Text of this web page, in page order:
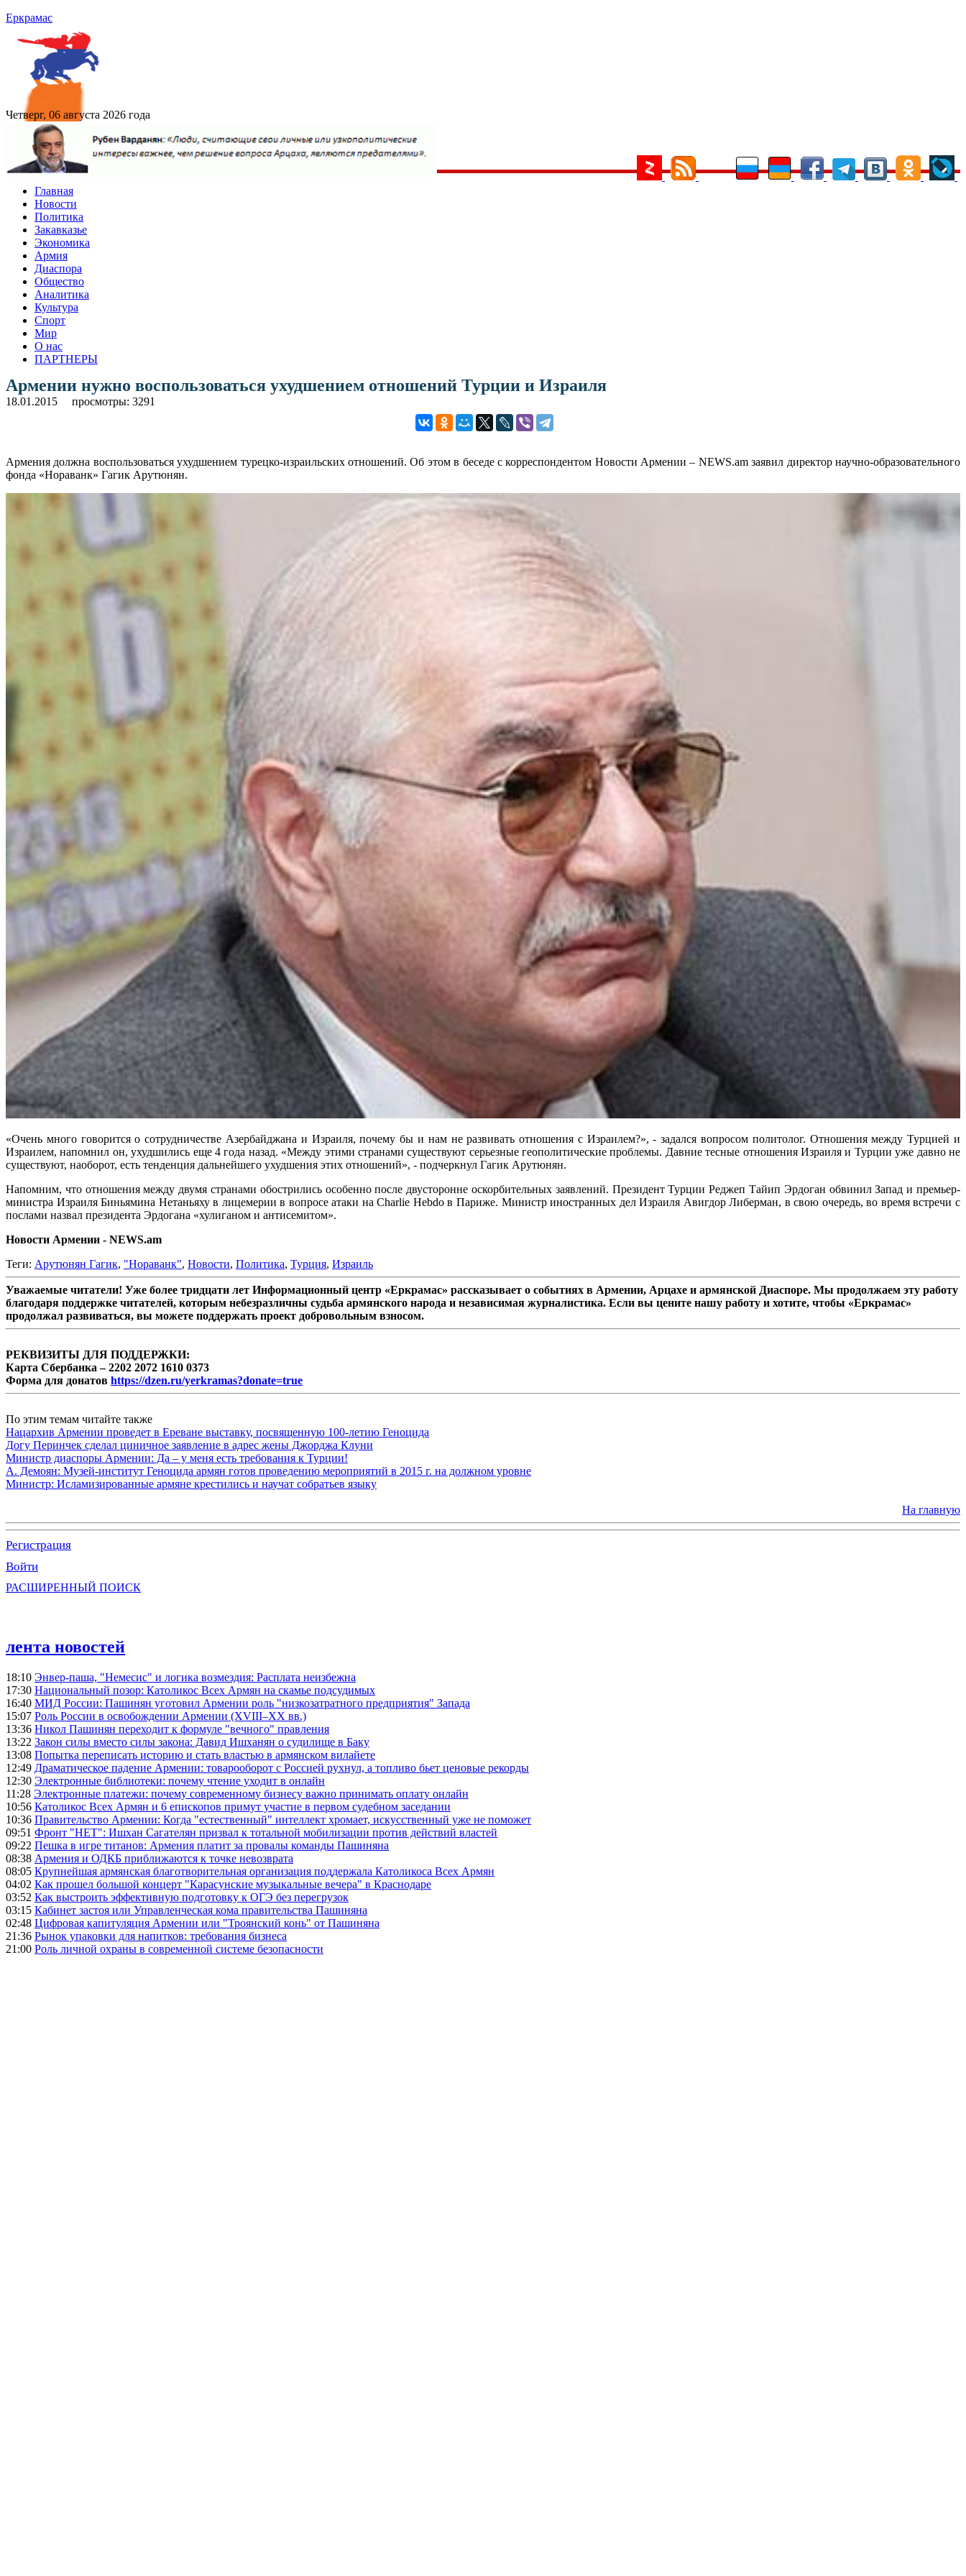
Еркрамас
Четверг, 06 августа 2026 года
Главная
Новости
Политика
Закавказье
Экономика
Армия
Диаспора
Общество
Аналитика
Культура
Спорт
Мир
О нас
ПАРТНЕРЫ
Армении нужно воспользоваться ухудшением отношений Турции и Израиля
18.01.2015 просмотры: 3291
Армения должна воспользоваться ухудшением турецко-израильских отношений. Об этом в беседе с корреспондентом Новости Армении – NEWS.am заявил директор научно-образовательного
фонда «Нораванк» Гагик Арутюнян.
«Очень много говорится о сотрудничестве Азербайджана и Израиля, почему бы и нам не развивать отношения с Израилем?», - задался вопросом политолог. Отношения между Турцией и
Израилем, напомнил он, ухудшились еще 4 года назад. «Между этими странами существуют серьезные геополитические проблемы. Давние тесные отношения Израиля и Турции уже давно не
существуют, наоборот, есть тенденция дальнейшего ухудшения этих отношений», - подчеркнул Гагик Арутюнян.
Напомним, что отношения между двумя странами обострились особенно после двусторонне оскорбительных заявлений. Президент Турции Реджеп Тайип Эрдоган обвинил Запад и премьер-
министра Израиля Биньямина Нетаньяху в лицемерии в вопросе атаки на Charlie Hebdo в Париже. Министр иностранных дел Израиля Авигдор Либерман, в свою очередь, во время встречи с
послами назвал президента Эрдогана «хулиганом и антисемитом».
Новости Армении - NEWS.am
Теги: Арутюнян Гагик, "Нораванк", Новости, Политика, Турция, Израиль
Уважаемые читатели! Уже более тридцати лет Информационный центр «Еркрамас» рассказывает о событиях в Армении, Арцахе и армянской Диаспоре. Мы продолжаем эту работу
благодаря поддержке читателей, которым небезразличны судьба армянского народа и независимая журналистика. Если вы цените нашу работу и хотите, чтобы «Еркрамас»
продолжал развиваться, вы можете поддержать проект добровольным взносом.
РЕКВИЗИТЫ ДЛЯ ПОДДЕРЖКИ:
Карта Сбербанка – 2202 2072 1610 0373
Форма для донатов https://dzen.ru/yerkramas?donate=true
По этим темам читайте также
Нацархив Армении проведет в Ереване выставку, посвященную 100-летию Геноцида
Догу Перинчек сделал циничное заявление в адрес жены Джорджа Клуни
Министр диаспоры Армении: Да – у меня есть требования к Турции!
А. Демоян: Музей-институт Геноцида армян готов проведению мероприятий в 2015 г. на должном уровне
Министр: Исламизированные армяне крестились и научат собратьев языку
На главную
Регистрация
Войти
РАСШИРЕННЫЙ ПОИСК
лента новостей
18:10 Энвер-паша, "Немесис" и логика возмездия: Расплата неизбежна
17:30 Национальный позор: Католикос Всех Армян на скамье подсудимых
16:40 МИД России: Пашинян уготовил Армении роль "низкозатратного предприятия" Запада
15:07 Роль России в освобождении Армении (XVIII–XX вв.)
13:36 Никол Пашинян переходит к формуле "вечного" правления
13:22 Закон силы вместо силы закона: Давид Ишханян о судилище в Баку
13:08 Попытка переписать историю и стать властью в армянском вилайете
12:49 Драматическое падение Армении: товарооборот с Россией рухнул, а топливо бьет ценовые рекорды
12:30 Электронные библиотеки: почему чтение уходит в онлайн
11:28 Электронные платежи: почему современному бизнесу важно принимать оплату онлайн
10:56 Католикос Всех Армян и 6 епископов примут участие в первом судебном заседании
10:36 Правительство Армении: Когда "естественный" интеллект хромает, искусственный уже не поможет
09:51 Фронт "НЕТ": Ишхан Сагателян призвал к тотальной мобилизации против действий властей
09:22 Пешка в игре титанов: Армения платит за провалы команды Пашиняна
08:38 Армения и ОДКБ приближаются к точке невозврата
08:05 Крупнейшая армянская благотворительная организация поддержала Католикоса Всех Армян
04:02 Как прошел большой концерт "Карасунские музыкальные вечера" в Краснодаре
03:52 Как выстроить эффективную подготовку к ОГЭ без перегрузок
03:15 Кабинет застоя или Управленческая кома правительства Пашиняна
02:48 Цифровая капитуляция Армении или "Троянский конь" от Пашиняна
21:36 Рынок упаковки для напитков: требования бизнеса
21:00 Роль личной охраны в современной системе безопасности